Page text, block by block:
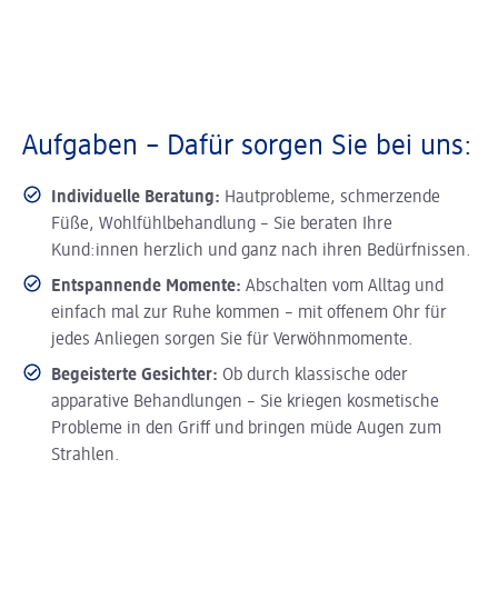
Aufgaben – Dafür sorgen Sie bei uns:
Individuelle Beratung: Hautprobleme, schmerzende
Füße, Wohlfühlbehandlung – Sie beraten Ihre
Kund:innen herzlich und ganz nach ihren Bedürfnissen.
Entspannende Momente: Abschalten vom Alltag und
einfach mal zur Ruhe kommen – mit offenem Ohr für
jedes Anliegen sorgen Sie für Verwöhnmomente.
Begeisterte Gesichter: Ob durch klassische oder
apparative Behandlungen – Sie kriegen kosmetische
Probleme in den Griff und bringen müde Augen zum
Strahlen.